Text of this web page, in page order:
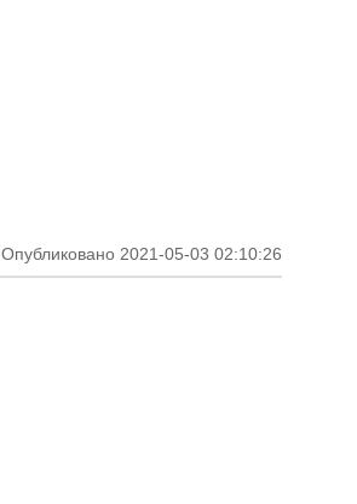
Опубликовано 2021-05-03 02:10:26